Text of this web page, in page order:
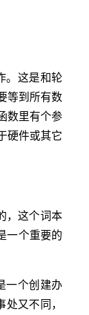
。这是和轮
等到所有数
数里有个参
硬件或其它
，这个词本
一个重要的
一个创建办
又不同，